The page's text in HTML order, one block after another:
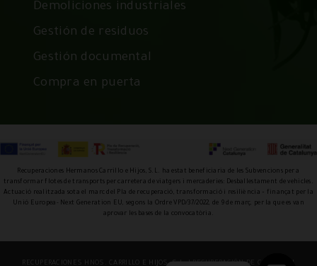
Demoliciones industriales
Gestión de residuos
Gestión documental
Compra en puerta
Recuperaciones Hermanos Carrillo e Hijos, S.L. ha estat beneficiaria de les Subvencions per a
transformar flotes de transports per carretera de viatgers i mercaderies: Desballestament de vehicles.
Actuació realitzada sota el marc del Pla de recuperació, transformació i resiliència – finançat per la
Unió Europea- Next Generation EU, segons la Ordre VPD/37/2022, de 9 de març, per la que es van
aprovar les bases de la convocatòria.
RECUPERACIONES HNOS. CARRILLO E HIJOS, S.L. |RECUPERACIÓN DE CHATARRA |